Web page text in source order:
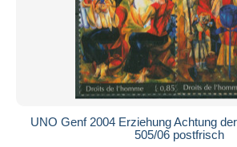
UNO Genf 2004 Erziehung Achtung
505/06 postfrisch